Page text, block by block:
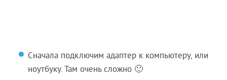
Сначала подключим адаптер к компьютеру, или
ноутбуку. Там очень сложно 🙂